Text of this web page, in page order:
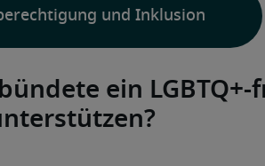
und Inklusion
ein